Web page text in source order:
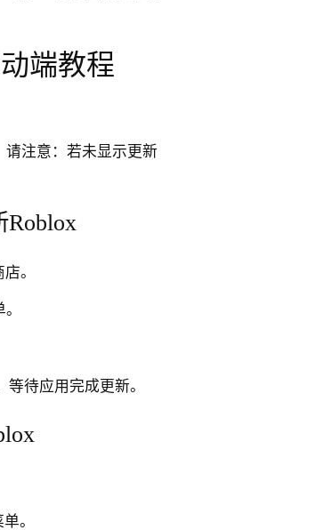
端教程
注意：若未显示更新
。
待应用完成更新。
。